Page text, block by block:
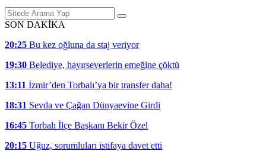
SON DAKİKA
20:25 Bu kez oğluna da staj veriyor
19:30 Belediye, hayırseverlerin emeğine çöktü
13:11 İzmir’den Torbalı’ya bir transfer daha!
18:31 Sevda ve Çağan Dünyaevine Girdi
16:45 Torbalı İlçe Başkanı Bekir Özel
20:15 Uğuz, sorumluları istifaya davet etti